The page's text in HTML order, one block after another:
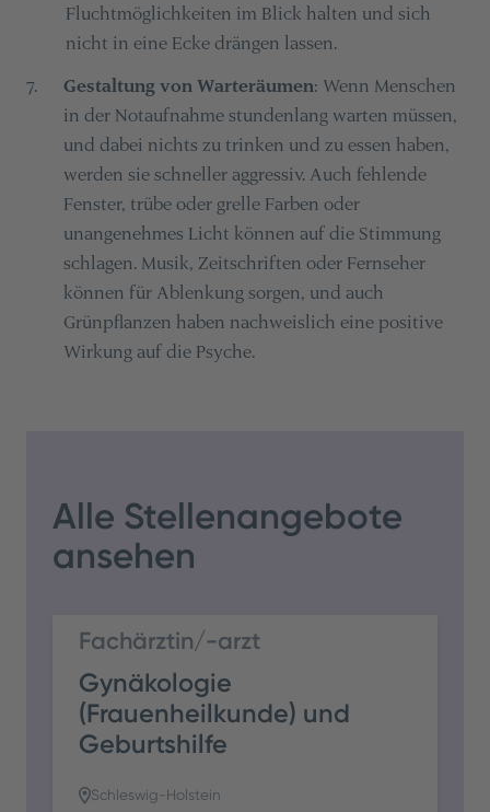
Fluchtmöglichkeiten im Blick halten und sich
nicht in eine Ecke drängen lassen.
7. Gestaltung von Warteräumen: Wenn Menschen
in der Notaufnahme stundenlang warten müssen,
und dabei nichts zu trinken und zu essen haben,
werden sie schneller aggressiv. Auch fehlende
Fenster, trübe oder grelle Farben oder
unangenehmes Licht können auf die Stimmung
schlagen. Musik, Zeitschriften oder Fernseher
können für Ablenkung sorgen, und auch
Grünpflanzen haben nachweislich eine positive
Wirkung auf die Psyche.
Alle Stellenangebote
ansehen
Fachärztin/-arzt
Gynäkologie
(Frauenheilkunde) und
Geburtshilfe
Schleswig-Holstein